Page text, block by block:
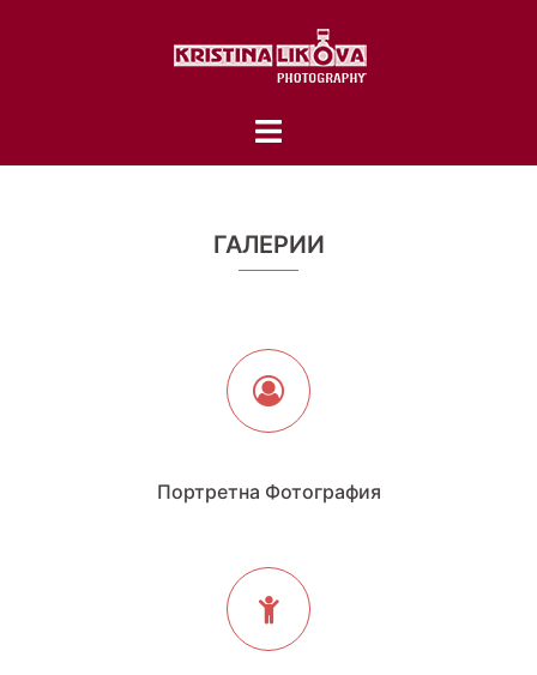
Toggle
ГАЛЕРИИ
Портретна Фотография